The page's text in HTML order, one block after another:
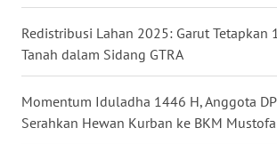
Redistribusi Lahan 2025: Garut Tetapkan
Tanah dalam Sidang GTRA
Momentum Iduladha 1446 H, Anggota
Serahkan Hewan Kurban ke BKM
WN
SULUT
WN
MALUKU